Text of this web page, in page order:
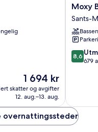
Prisen
er
1 694 kr
1 694 kr
skatter og avgifter
12. aug.–13. aug.
Moxy
Sants-
Moxy
Sants-
8.6
av
8,6
679
overnattingssteder